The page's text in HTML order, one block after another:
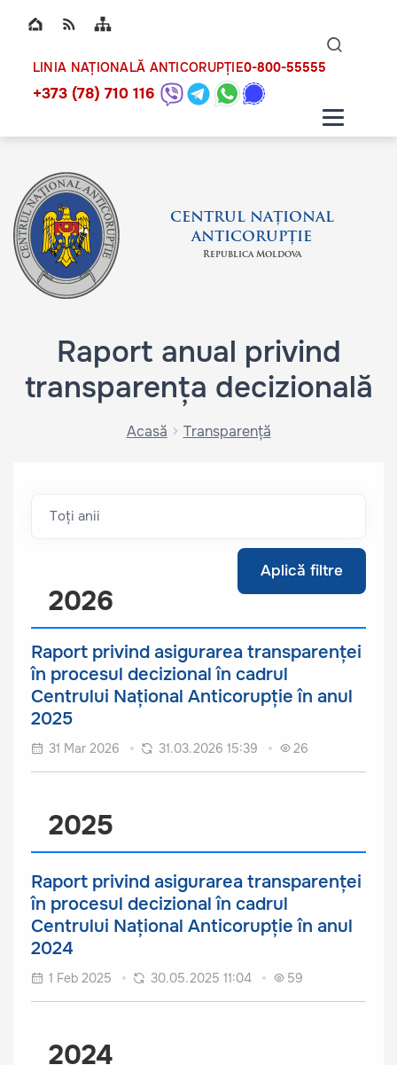
Top bar navigation
LINIA NAȚIONALĂ ANTICORUPȚIE0-800-55555
+373 (78) 710 116
CENTRUL NAȚIONAL
ANTICORUPȚIE
Republica Moldova
Raport anual privind
transparența decizională
Acasă Transparență
Aplică filtre
2026
Raport privind asigurarea transparenței
în procesul decizional în cadrul
Centrului Național Anticorupție în anul
2025
31 Mar 2026 31.03.2026 15:39 26
2025
Raport privind asigurarea transparenței
în procesul decizional în cadrul
Centrului Național Anticorupție în anul
2024
1 Feb 2025 30.05.2025 11:04 59
2024